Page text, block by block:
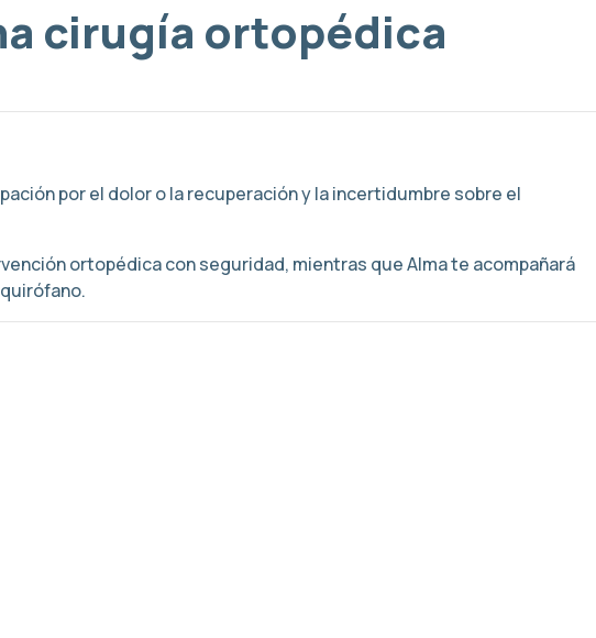
cirugía ortopédica
por el dolor o la recuperación y la incertidumbre sobre el
ortopédica con seguridad, mientras que Alma te acompañará